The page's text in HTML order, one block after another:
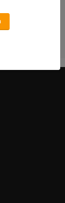
číslo